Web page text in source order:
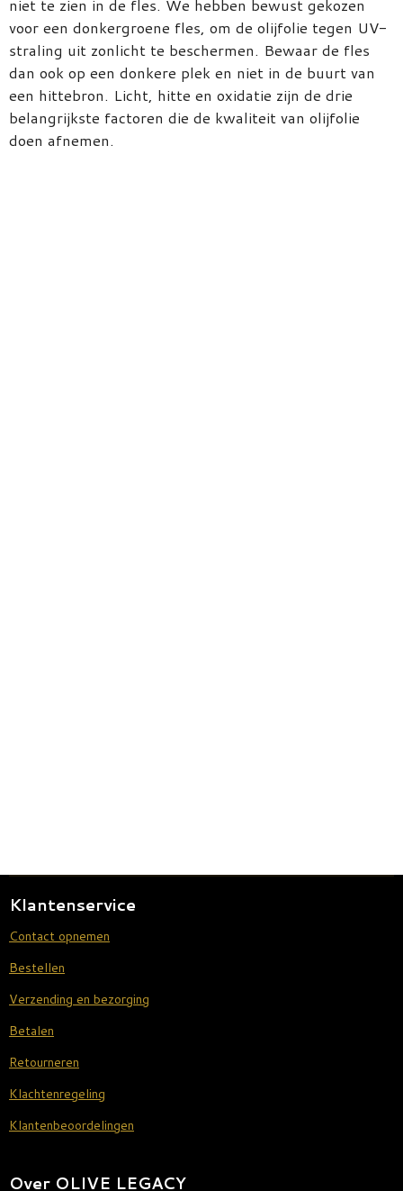
niet te zien in de fles. We hebben bewust gekozen
voor een donkergroene fles, om de olijfolie tegen UV-
straling uit zonlicht te beschermen. Bewaar de fles
dan ook op een donkere plek en niet in de buurt van
een hittebron. Licht, hitte en oxidatie zijn de drie
belangrijkste factoren die de kwaliteit van olijfolie
doen afnemen.
Klantenservice
Contact opnemen
Bestellen
Verzending en bezorging
Betalen
Retourneren
Klachtenregeling
Klantenbeoordelingen
Over OLIVE LEGACY